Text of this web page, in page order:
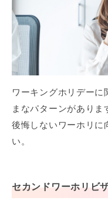
ワーキングホリデー
まなパターンがありま
後悔しないワーホリに
い。
セカンドワーホリビ